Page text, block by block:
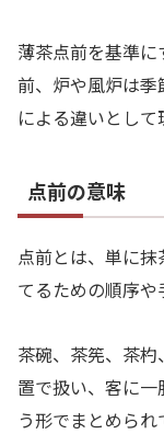
薄茶点前を基準
前、炉や風炉は
による違いとして
点前の意味
点前とは、単に
てるための順序や
茶碗、茶筅、茶
置で扱い、客に
う形でまとめられ